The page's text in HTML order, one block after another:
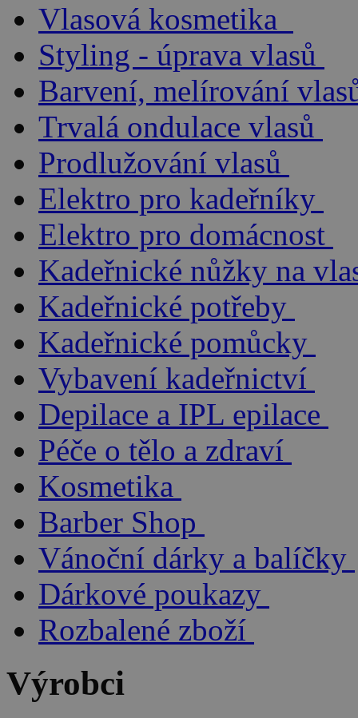
Vlasová kosmetika
Styling - úprava vlasů
Barvení, melírování
Trvalá ondulace vlasů
Prodlužování vlasů
Elektro pro kadeřníky
Elektro pro domácnost
Kadeřnické nůžky na
Kadeřnické potřeby
Kadeřnické pomůcky
Vybavení kadeřnictví
Depilace a IPL epilace
Péče o tělo a zdraví
Kosmetika
Barber Shop
Vánoční dárky a balíčky
Dárkové poukazy
Rozbalené zboží
Výrobci